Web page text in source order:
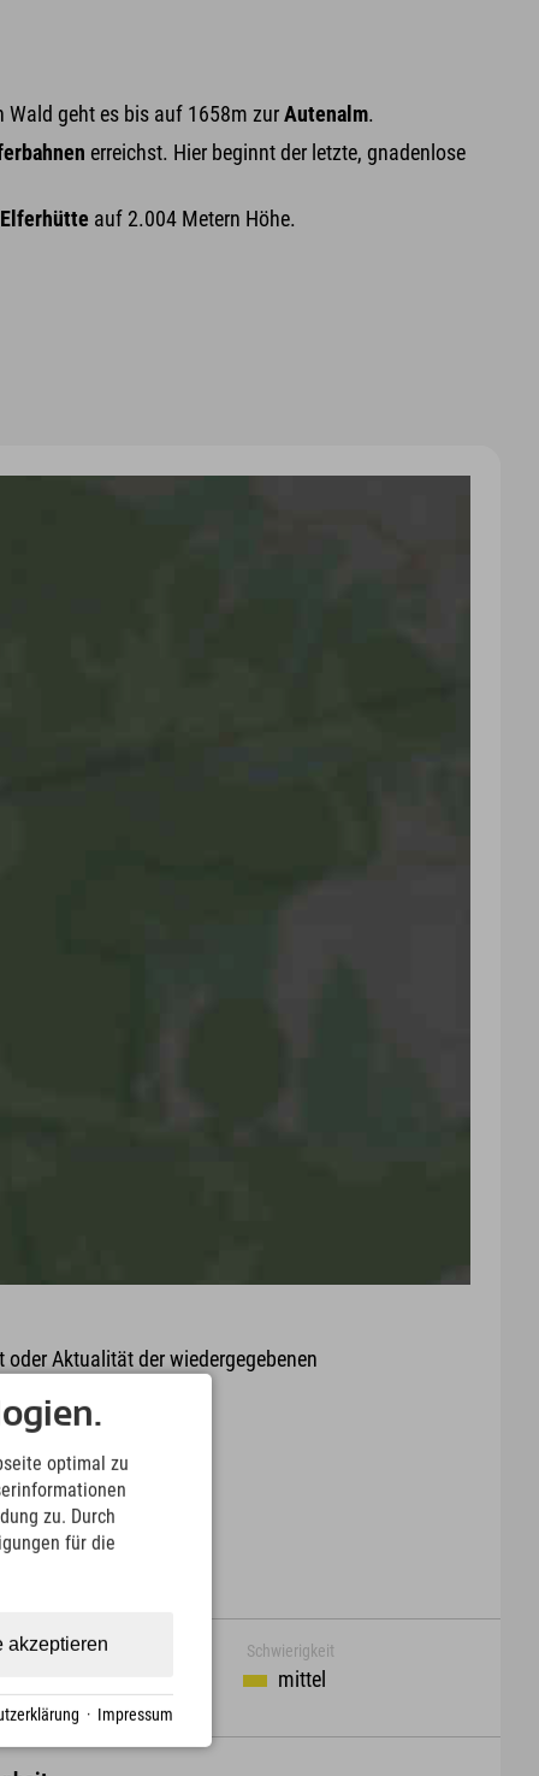
Wald geht es bis auf 1658m zurAutenalm.
erreichst. Hier beginnt der letzte, gnadenlose
Elferhütte auf 2.004 Metern Höhe.
Aktualität der wiedergegebenen
Schwierigkeit
mittel
optimal zu
zu. Durch
für die
akzeptieren
· Impressum